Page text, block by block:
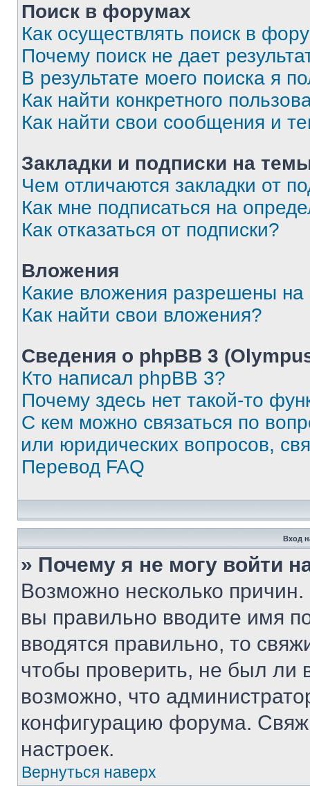
Поиск в форумах
Как осуществлять поиск в
Почему поиск не дает
В результате моего поиска я
Как найти конкретного
Как найти свои сообщения и
Закладки и подписки на
Чем отличаются закладки от
Как мне подписаться на
Как отказаться от подписки?
Вложения
Какие вложения разрешены
Как найти свои вложения?
Сведения о phpBB 3
Кто написал phpBB 3?
Почему здесь нет такой-то
С кем можно связаться по
или юридических вопросов,
Перевод FAQ
Вход
» Почему я не могу войти
Возможно несколько
вы правильно вводите имя
вводятся правильно, то
чтобы проверить, не был ли
возможно, что
конфигурацию форума.
настроек.
Вернуться наверх